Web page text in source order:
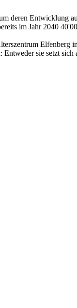
Entwicklung
im Jahr 2040
sie setzt